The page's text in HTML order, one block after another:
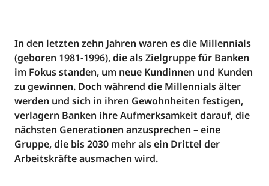
In den letzten zehn Jahren waren es die Millennials
(geboren 1981-1996), die als Zielgruppe für Banken
im Fokus standen, um neue Kundinnen und Kunden
zu gewinnen. Doch während die Millennials älter
werden und sich in ihren Gewohnheiten festigen,
verlagern Banken ihre Aufmerksamkeit darauf, die
nächsten Generationen anzusprechen – eine
Gruppe, die bis 2030 mehr als ein Drittel der
Arbeitskräfte ausmachen wird.